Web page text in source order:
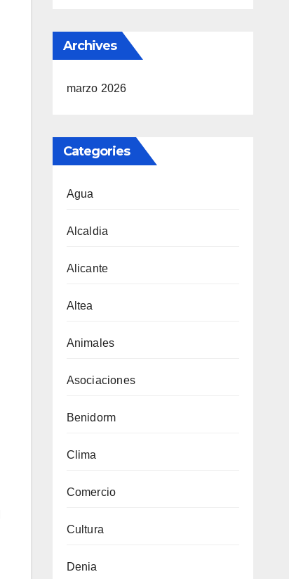
Archives
marzo 2026
Categories
Agua
Alcaldia
Alicante
Altea
Animales
Asociaciones
Benidorm
Clima
Comercio
Cultura
Denia